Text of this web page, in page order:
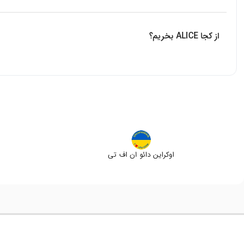
از بین کیف پول هایی که ارز ALICE را پشتیبانی می‌کنند، کیف پول Trust wallet کیف پول سرد رسمی بایننس است که پیشنهاد میکنیم از آن استفاده کنید.
از کجا ALICE بخریم؟
اوکراین دائو ان اف تی